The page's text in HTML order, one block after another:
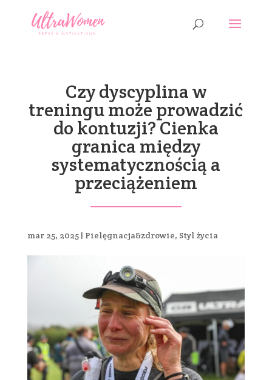
Czy dyscyplina w
treningu może prowadzić
do kontuzji? Cienka
granica między
systematycznością a
przeciążeniem
mar 25, 2025| Pielęgnacja&zdrowie, Styl życia